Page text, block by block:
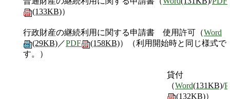
(133KB)）
行政財産の継続利用に関する申請書 使用許可（Word
(29KB)／PDF (158KB)）（利用開始時と同じ様式で
す。）
貸付
（Word(131KB)/
(132KB)）